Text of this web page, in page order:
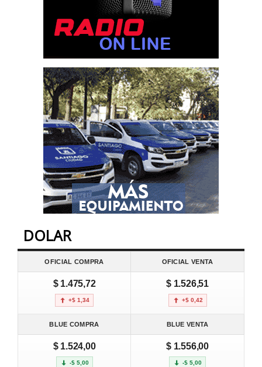
DOLAR
OFICIAL COMPRA OFICIAL VENTA
$ 1.475,72
+$ 1,34
$ 1.526,51
+$ 0,42
BLUE COMPRA BLUE VENTA
$ 1.524,00
-$ 5,00
$ 1.556,00
-$ 5,00